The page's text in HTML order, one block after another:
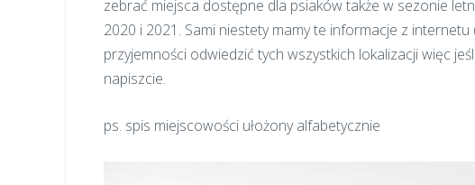
zebrać miejsca dostępne dla psiaków także w sezonie
2020 i 2021. Sami niestety mamy te informacje z
przyjemności odwiedzić tych wszystkich lokalizacji więc
napiszcie.
ps. spis miejscowości ułożony alfabetycznie